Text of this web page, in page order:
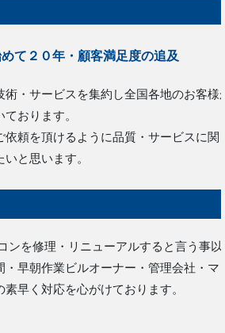
て２０年・顧客満足度の追及
・サービスを集約し全国各地のお客様
おります。
頼を頂けるように品質・サービスに関
と思います。
ンを修理・リニューアルすると言う事
早朝作業ビルオーナー・管理会社・マ
早く対応を心がけております。